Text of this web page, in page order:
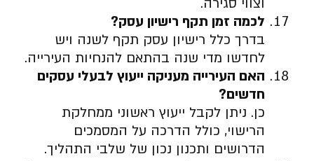
וצווי סגירה.
לכמה זמן תקף רישיון עסק?
בדרך כלל רישיון עסק תקף לשנה ויש
לחדשו מדי שנה בהתאם להנחיות העירייה.
האם העירייה מעניקה ייעוץ לבעלי עסקים
חדשים?
כן. ניתן לקבל ייעוץ ראשוני ממחלקת
הרישוי, כולל הדרכה על המסמכים
הדרושים ותכנון נכון של שלבי התהליך.